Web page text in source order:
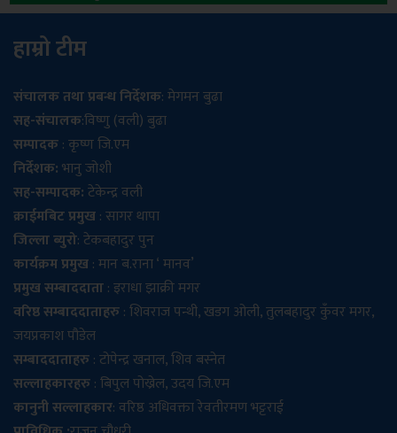
हाम्रो टीम
संचालक तथा प्रबन्ध निर्देशक: मेगमन बुढा
सह-संचालक:विष्णु (वली) बुढा
सम्पादक: कृष्ण जि.एम
निर्देशक:भानु जोशी
सह-सम्पादक:टेकेन्द्र वली
क्राईमबिट प्रमुख: सागर थापा
जिल्ला ब्युरो: टेकबहादुर पुन
कार्यक्रम प्रमुख: मान ब.राना ‘ मानव’
प्रमुख सम्बाददाता: इराधा झाक्री मगर
वरिष्ठ सम्बाददाताहरु: शिवराज पन्थी, खडग ओली, तुलबहादुर कुँवर मगर,
जयप्रकाश पौडेल
सम्बाददाताहरु: टोपेन्द्र खनाल, शिव बस्नेत
सल्लाहकारहरु: बिपुल पोख्रेल, उदय जि.एम
कानुनी सल्लाहकार: वरिष्ठ अधिवक्ता रेवतीरमण भट्टराई